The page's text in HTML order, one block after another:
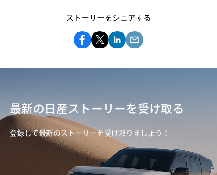
ストーリーをシェアする
最新の日産ストーリーを受け取る
登録して最新のストーリーを受け取りましょう！